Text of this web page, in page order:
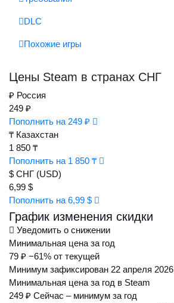
DLC
Похожие игры
Цены Steam в странах СНГ
₽ Россия
249 ₽
Пополнить на 249 ₽
₸ Казахстан
1 850 ₸
Пополнить на 1 850 ₸
$ СНГ (USD)
6,99 $
Пополнить на 6,99 $
График изменения скидки
Уведомить о снижении
Минимальная цена за год
79 ₽ −61% от текущей
Минимум зафиксирован 22 апреля 2026
Минимальная цена за год в Steam
249 ₽ Сейчас – минимум за год